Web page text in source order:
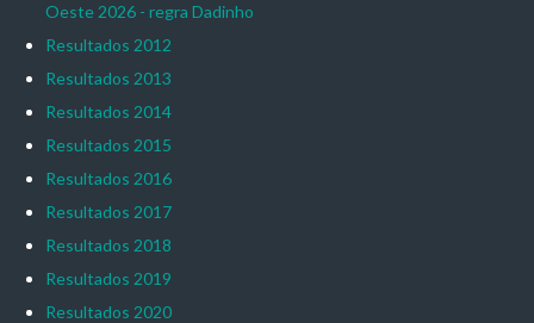
Oeste 2026 - regra Dadinho
Resultados 2012
Resultados 2013
Resultados 2014
Resultados 2015
Resultados 2016
Resultados 2017
Resultados 2018
Resultados 2019
Resultados 2020